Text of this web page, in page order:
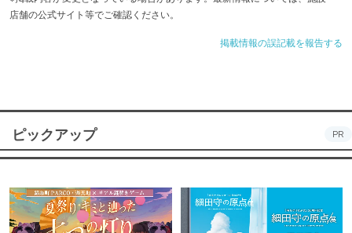
店舗の公式サイト等でご確認ください。
掲載情報の誤記載を報告する
ピックアップ PR